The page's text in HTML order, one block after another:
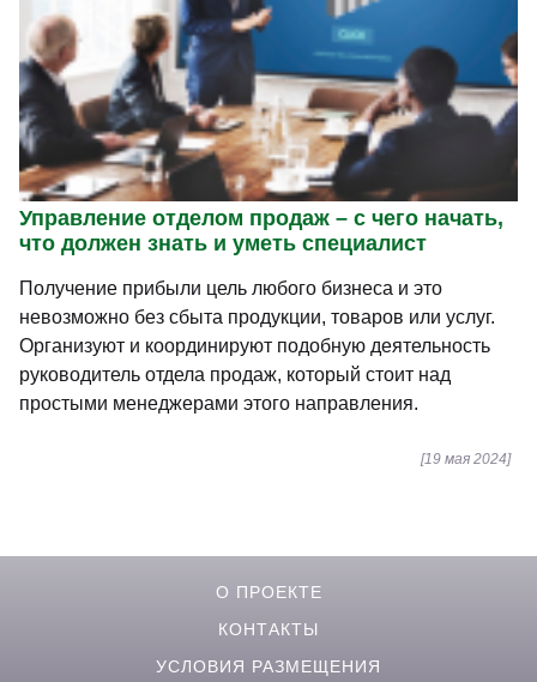
Управление отделом продаж – с чего начать,
что должен знать и уметь специалист
Получение прибыли цель любого бизнеса и это
невозможно без сбыта продукции, товаров или услуг.
Организуют и координируют подобную деятельность
руководитель отдела продаж, который стоит над
простыми менеджерами этого направления.
[19 мая 2024]
О ПРОЕКТЕ
КОНТАКТЫ
УСЛОВИЯ РАЗМЕЩЕНИЯ